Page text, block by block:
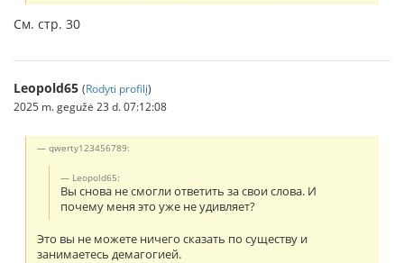
См. стр. 30
Leopold65 (Rodyti profilį)
2025 m. gegužė 23 d. 07:12:08
qwerty123456789:
Leopold65:
Вы снова не смогли ответить за свои слова. И
почему меня это уже не удивляет?
Это вы не можете ничего сказать по существу и
занимаетесь демагогией.